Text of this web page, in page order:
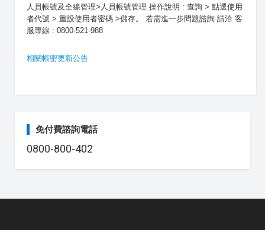
人員帳號及全線管理>人員帳號管理 操作說明 : 查詢 > 點選使用
者代號 > 重設使用者密碼 >儲存。 若需進一步問題諮詢 請洽 客
服專線 : 0800-521-988
相關帳密更新公告
免付費諮詢電話
0800-800-402